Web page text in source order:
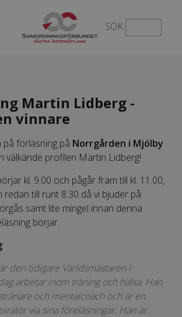
SÖK
Martin Lidberg -
vinnare
på förläsning på Norrgården i Mjölby
välkände profilen Martin Lidberg!
kl. 9.00 och pågår fram till kl. 11.00,
redan till runt 8.30 då vi bjuder på
samt lite mingel innan denna
börjar.
den tidigare Världsmästaren i
arbetar inom träning och hälsa. Han
och mentalcoach och är en
via sina föreläsningar. Han är